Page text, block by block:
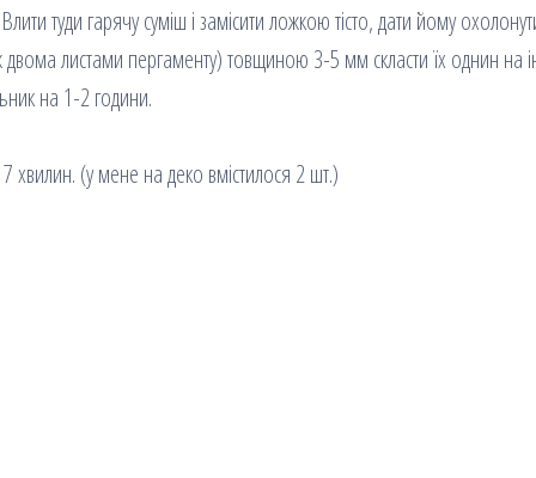
туди гарячу суміш і замісити ложкою тісто, дати йому
двома листами пергаменту) товщиною 3-5 мм скласти їх однин на
на 1-2 години.
хвилин. (у мене на деко вмістилося 2 шт.)